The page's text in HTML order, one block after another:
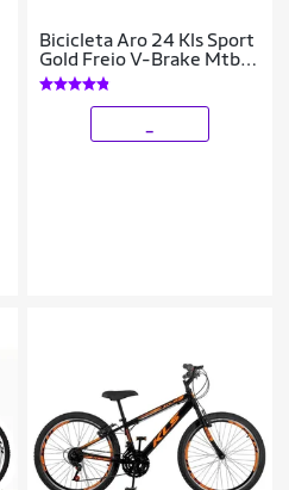
Bicicleta Aro 24 Kls Sport
Gold Freio V-Brake Mtb
21 Marchas